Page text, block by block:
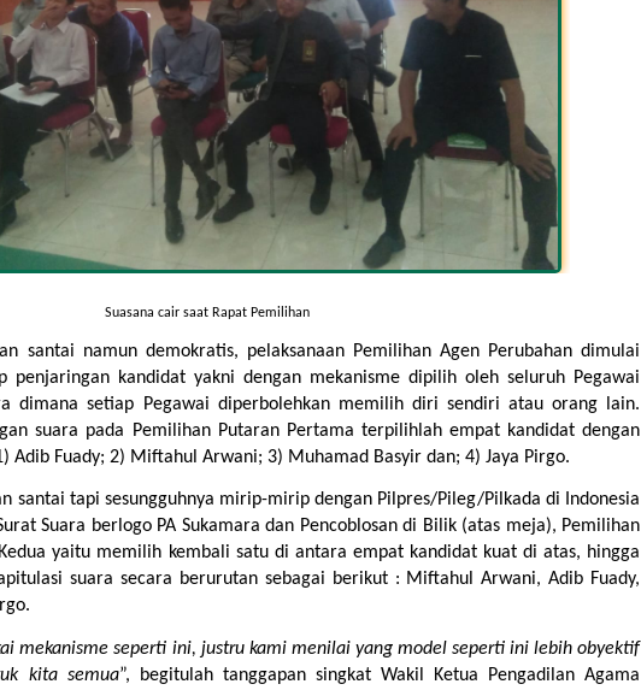
Suasana cair saat Rapat Pemilihan
santai namun demokratis, pelaksanaan Pemilihan Agen Perubahan dimulai
penjaringan kandidat yakni dengan mekanisme dipilih oleh seluruh Pegawai
dimana setiap Pegawai diperbolehkan memilih diri sendiri atau orang lain.
suara pada Pemilihan Putaran Pertama terpilihlah empat kandidat dengan
Adib Fuady; 2) Miftahul Arwani; 3) Muhamad Basyir dan; 4) Jaya Pirgo.
santai tapi sesungguhnya mirip-mirip dengan Pilpres/Pileg/Pilkada di Indonesia
Suara berlogo PA Sukamara dan Pencoblosan di Bilik (atas meja), Pemilihan
yaitu memilih kembali satu di antara empat kandidat kuat di atas, hingga
suara secara berurutan sebagai berikut : Miftahul Arwani, Adib Fuady,
mekanisme seperti ini, justru kami menilai yang model seperti ini lebih obyektif
kita semua”, begitulah tanggapan singkat Wakil Ketua Pengadilan Agama